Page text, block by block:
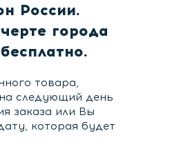
России.
города
товара,
следующий день
заказа или Вы
которая будет